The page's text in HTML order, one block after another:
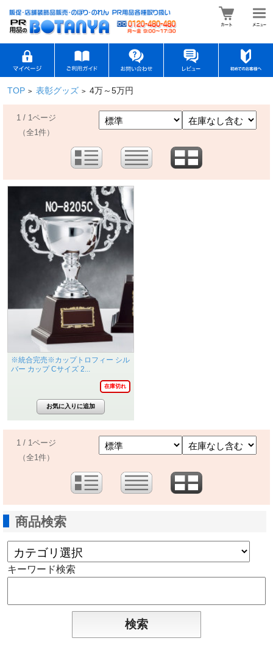
TOP > 表彰グッズ > 4万～5万円
1 / 1ページ
（全1件）
※統合完売※カップトロフィー シル
バー カップ Cサイズ 2...
在庫切れ
1 / 1ページ
（全1件）
商品検索
キーワード検索